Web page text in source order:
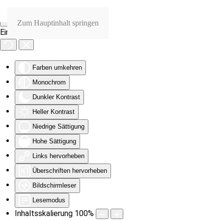
Eingabehilfen öffnen
Farben umkehren
Monochrom
Dunkler Kontrast
Heller Kontrast
Niedrige Sättigung
Hohe Sättigung
Links hervorheben
Überschriften hervorheben
Bildschirmleser
Lesemodus
Inhaltsskalierung 100%
Zum Hauptinhalt springen